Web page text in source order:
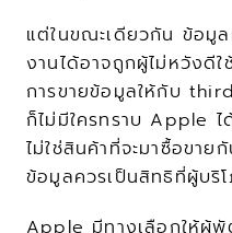
แต่ในขณะเดียวกัน ข้อมู
งานได้อาจถูกผู้ไม่หวังดี
การขายข้อมูลให้กับ
ก็ไม่มีใครทราบ Apple ไ
ไม่ใช่สินค้าที่จะมาซื้อขาย
ข้อมูลควรเป็นสิทธิที่ผู้บริ
Apple มีทางเลือกให้ผู้